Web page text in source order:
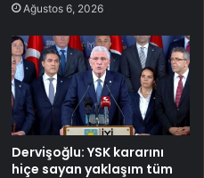
Ağustos 6, 2026
Dervişoğlu: YSK kararını
hiçe sayan yaklaşım tüm